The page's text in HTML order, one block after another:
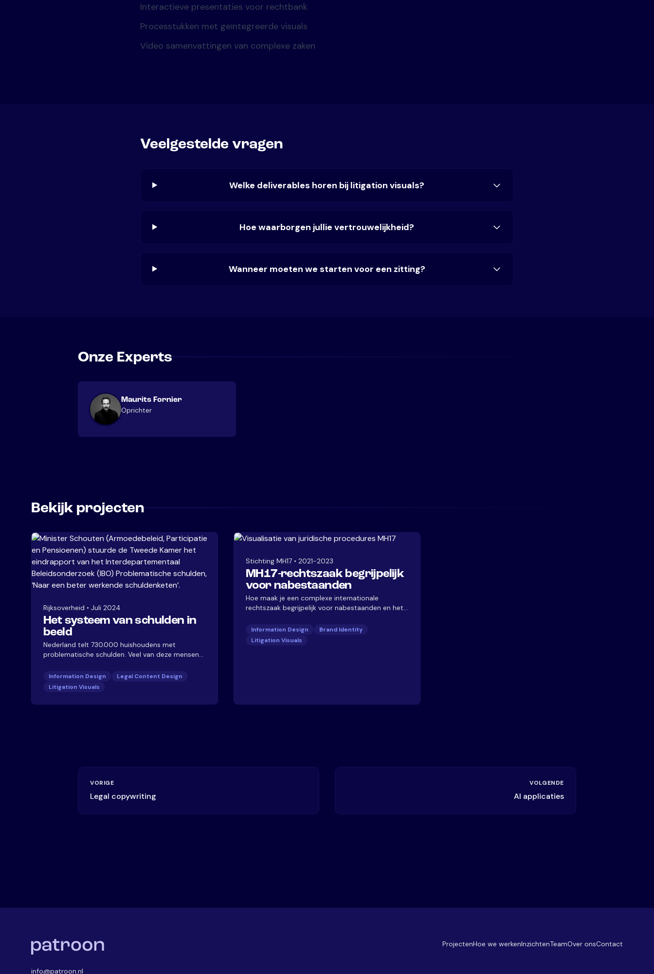
Interactieve presentaties voor rechtbank
Processtukken met geïntegreerde visuals
Video samenvattingen van complexe zaken
Veelgestelde vragen
Welke deliverables horen bij litigation visuals?
Hoe waarborgen jullie vertrouwelijkheid?
Wanneer moeten we starten voor een zitting?
Onze Experts
Maurits Fornier
Oprichter
Bekijk projecten
Rijksoverheid • Juli 2024
Het systeem van schulden in
beeld
Nederland telt 730.000 huishoudens met
problematische schulden. Veel van deze mensen
"hindernisbaan zonder finish" noemt. Samen met
een team van specialisten van de Rijksoverheid
werkten we mee aan het Interdepartementaal
Beleidsonderzoek (IBO). We ontwikkelden een
Information Design
Legal Content Design
Litigation Visuals
Stichting MH17 • 2021-2023
MH17-rechtszaak begrijpelijk
voor nabestaanden
Hoe maak je een complexe internationale
rechtszaak begrijpelijk voor nabestaanden en het
MH17-rechtszaak hebben we juridische
procedures vertaald naar heldere visuele uitleg.
Information Design
Brand Identity
Litigation Visuals
VORIGE
Legal copywriting
VOLGENDE
AI applicaties
info@patroon.nl
ProjectenHoe we werkenInzichtenTeamOver onsContact